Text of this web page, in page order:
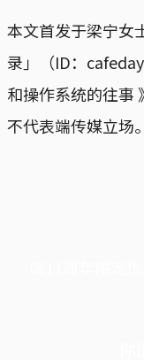
本文首发于梁宁女
录」（ID：
和操作系统的往事
不代表端传媒立场。